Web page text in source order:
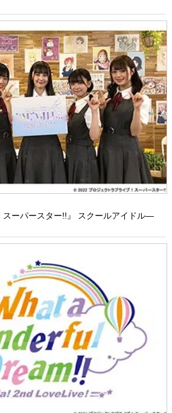
スーパースター!!』 スクールアイドル―